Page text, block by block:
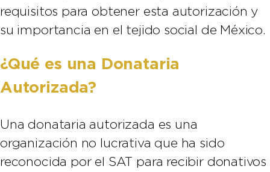
requisitos para obtener esta autorización y
su importancia en el tejido social de México.
¿Qué es una Donataria
Autorizada?
Una donataria autorizada es una
organización no lucrativa que ha sido
reconocida por el SAT para recibir donativos